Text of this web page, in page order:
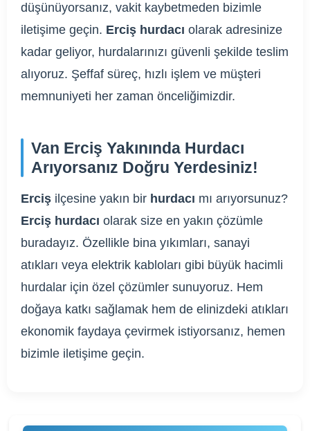
düşünüyorsanız, vakit kaybetmeden bizimle
iletişime geçin. Erciş hurdacı olarak adresinize
kadar geliyor, hurdalarınızı güvenli şekilde teslim
alıyoruz. Şeffaf süreç, hızlı işlem ve müşteri
memnuniyeti her zaman önceliğimizdir.
Van Erciş Yakınında Hurdacı
Arıyorsanız Doğru Yerdesiniz!
Erciş ilçesine yakın bir hurdacı mı arıyorsunuz?
Erciş hurdacı olarak size en yakın çözümle
buradayız. Özellikle bina yıkımları, sanayi
atıkları veya elektrik kabloları gibi büyük hacimli
hurdalar için özel çözümler sunuyoruz. Hem
doğaya katkı sağlamak hem de elinizdeki atıkları
ekonomik faydaya çevirmek istiyorsanız, hemen
bizimle iletişime geçin.